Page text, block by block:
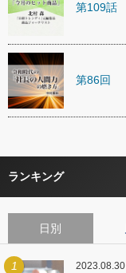
第109話
第86回
ランキング
日別
1 2023.08.30